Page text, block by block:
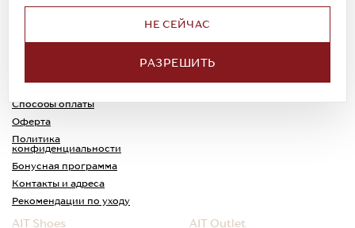
НЕ СЕЙЧАС
РАЗРЕШИТЬ
© 2023. AIT Shoes
Все права защищены
Доставка
Способы оплаты
Оферта
Политика
конфиденциальности
Обмен и возврат
Каспи-Ред
Бонусная программа
Контакты и адреса
Рекомендации по уходу
AIT Shoes AIT Outlet